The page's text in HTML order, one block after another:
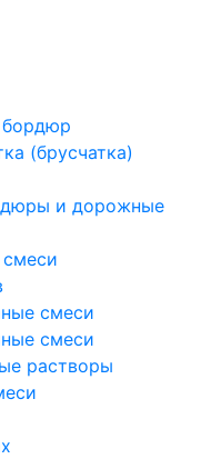
бордюр
(брусчатка)
и дорожные
смеси
смеси
растворы